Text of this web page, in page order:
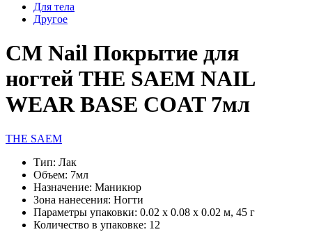
Для тела
Другое
СМ Nail Покрытие для
ногтей THE SAEM NAIL
WEAR BASE COAT 7мл
THE SAEM
Тип: Лак
Объем: 7мл
Назначение: Маникюр
Зона нанесения: Ногти
Параметры упаковки: 0.02 x 0.08 x 0.02 м, 45 г
Количество в упаковке: 12